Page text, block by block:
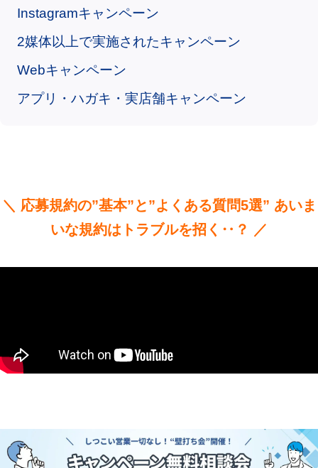
Instagramキャンペーン
2媒体以上で実施されたキャンペーン
Webキャンペーン
アプリ・ハガキ・実店舗キャンペーン
＼ 応募規約の”基本”と”よくある質問5選” あいま
いな規約はトラブルを招く‥？ ／